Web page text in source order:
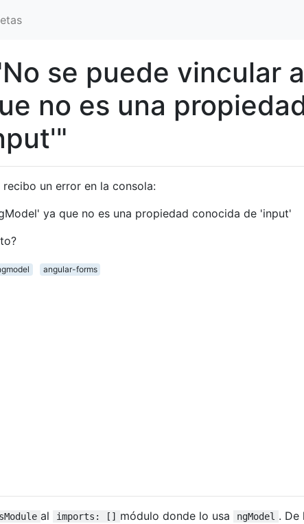
se puede vincular a
no es una
un error en la consola:
ya que no es una propiedad conocida de 'input'
angular-forms
al imports: [] módulo donde lo usa ngModel . De